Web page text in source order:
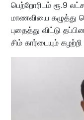
பெற்றோரிடம் ரூ.9
மாணவியை கழுத்து
புதைத்து விட்டு
சிம் கார்டையும்